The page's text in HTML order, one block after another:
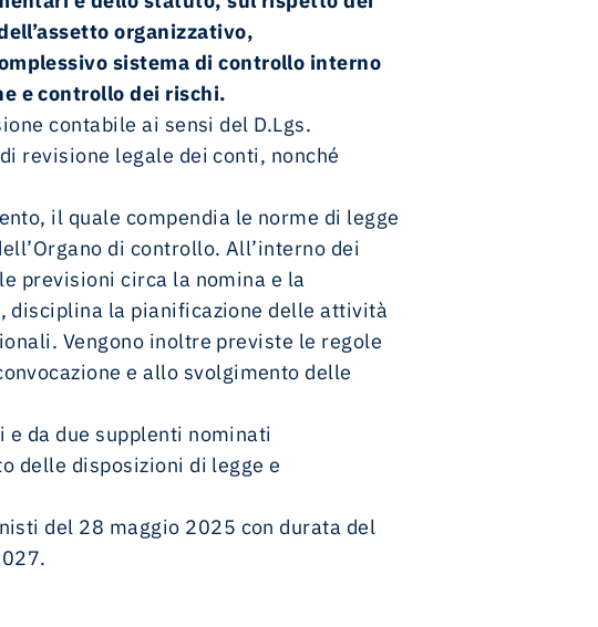
Relazione annuale integrata 2025
Relazione annuale integrata 2025
Piano industriale 2025-2029.
Innovazione, sostenibilità e crescita per
organizzativo,
sistema di controllo interno
e controllo dei rischi.
contabile ai sensi del D.Lgs.
revisione legale dei conti, nonché
il quale compendia le norme di legge
di controllo. All’interno dei
previsioni circa la nomina e la
disciplina la pianificazione delle attività
Vengono inoltre previste le regole
e allo svolgimento delle
da due supplenti nominati
delle disposizioni di legge e
del 28 maggio 2025 con durata del